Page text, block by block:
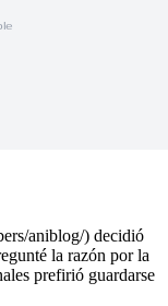
aniblog/) decidió
la razón por la
prefirió guardarse